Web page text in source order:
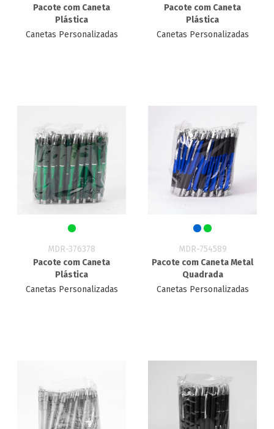
Pacote com Caneta
Plástica
Canetas Personalizadas
Pacote com Caneta
Plástica
Canetas Personalizadas
MDR-376378
Pacote com Caneta
Plástica
Canetas Personalizadas
MDR-754589
Pacote com Caneta Metal
Quadrada
Canetas Personalizadas